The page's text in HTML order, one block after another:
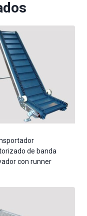
de banda
con runner